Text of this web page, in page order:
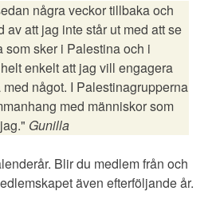
några veckor tillbaka och
av att jag inte står ut med att se
som sker i Palestina och i
enkelt att jag vill engagera
något. I Palestinagrupperna
med människor som
Gunilla
Blir du medlem från och
även efterföljande år.